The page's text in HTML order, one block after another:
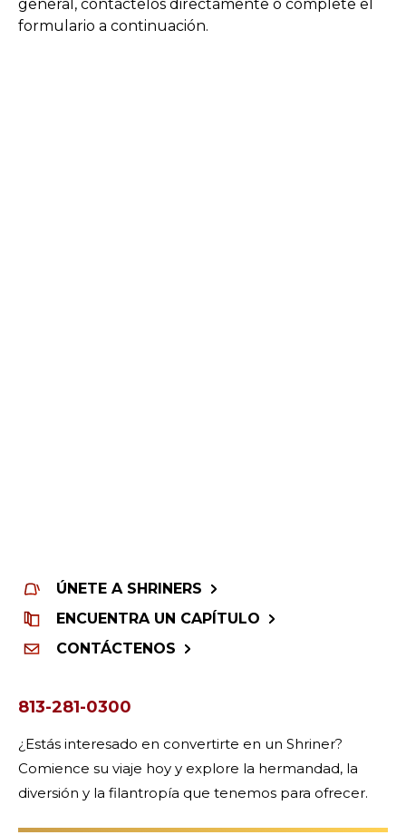
general, contáctelos directamente o complete el
formulario a continuación.
ÚNETE A SHRINERS
ENCUENTRA UN CAPÍTULO
CONTÁCTENOS
813-281-0300
¿Estás interesado en convertirte en un Shriner?
Comience su viaje hoy y explore la hermandad, la
diversión y la filantropía que tenemos para ofrecer.